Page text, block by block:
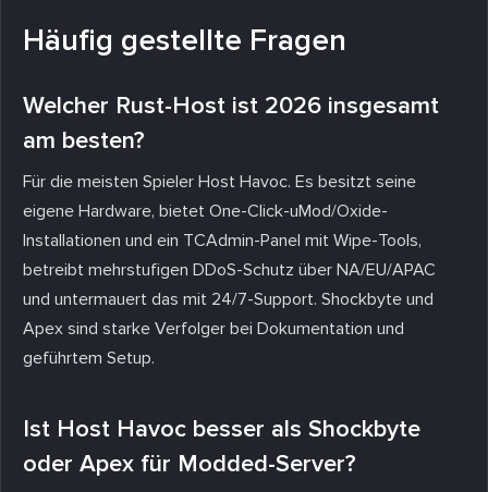
Häufig gestellte Fragen
Welcher Rust-Host ist 2026 insgesamt
am besten?
Für die meisten Spieler Host Havoc. Es besitzt seine
eigene Hardware, bietet One-Click-uMod/Oxide-
Installationen und ein TCAdmin-Panel mit Wipe-Tools,
betreibt mehrstufigen DDoS-Schutz über NA/EU/APAC
und untermauert das mit 24/7-Support. Shockbyte und
Apex sind starke Verfolger bei Dokumentation und
geführtem Setup.
Ist Host Havoc besser als Shockbyte
oder Apex für Modded-Server?